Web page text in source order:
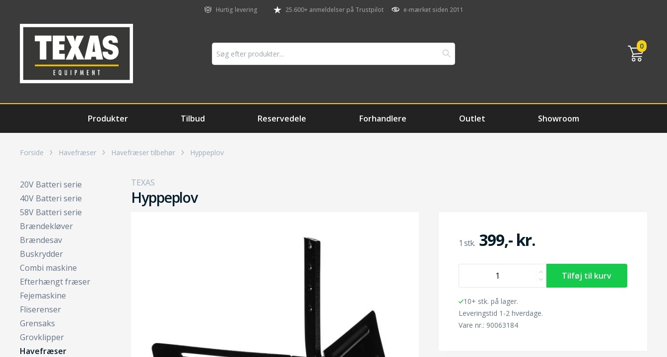
Hurtig levering 25.600+ anmeldelser på Trustpilot e-mærket siden 2011
0
Produkter Tilbud Reservedele Forhandlere Outlet Showroom
Forside Havefræser Havefræser tilbehør Hyppeplov
20V Batteri serie
40V Batteri serie
58V Batteri serie
Brændekløver
Brændesav
Buskrydder
Combi maskine
Efterhængt fræser
Fejemaskine
Fliserenser
Grensaks
Grovklipper
Havefræser
TEXAS
Hyppeplov
399,- kr.
10+ stk. på lager.
Leveringstid 1-2 hverdage.
Vare nr.: 90063184